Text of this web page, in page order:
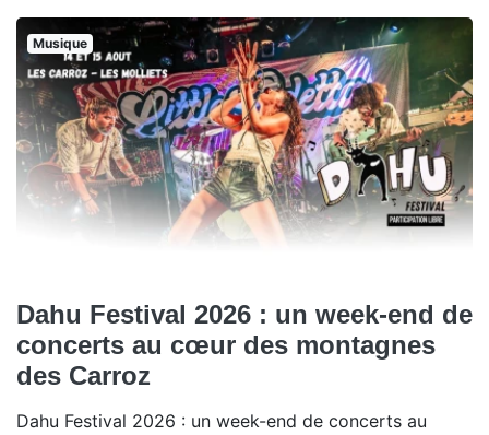
Musique
Dahu Festival 2026 : un week-end de
concerts au cœur des montagnes
des Carroz
Dahu Festival 2026 : un week-end de concerts au